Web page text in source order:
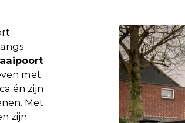
met
én zijn
Met
zijn